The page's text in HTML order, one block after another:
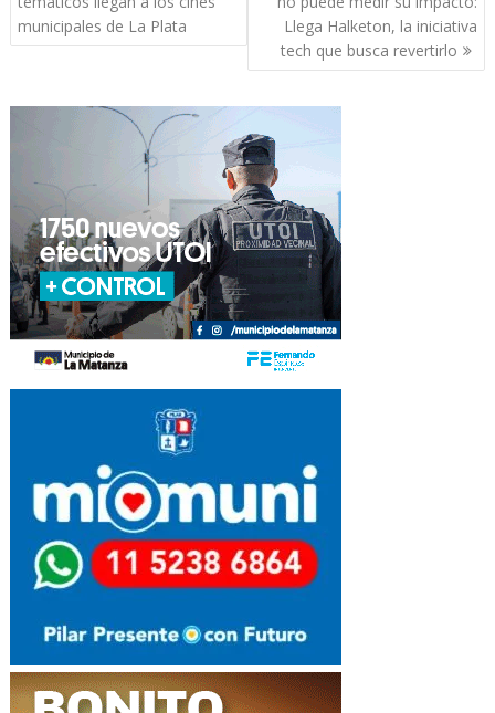
entradas
municipales de La Plata
Llega Halketon, la iniciativa
tech que busca revertirlo